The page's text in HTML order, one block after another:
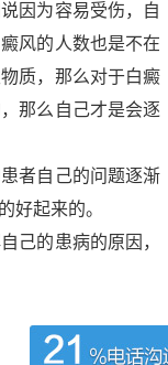
因为容易受伤，自
风的人数也是不在
质，那么对于白癜
那么自己才是会逐
者自己的问题逐渐
好起来的。
己的患病的原因，